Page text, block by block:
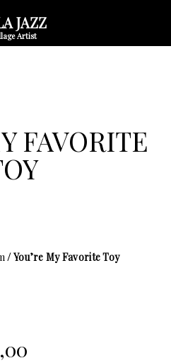
JAZZ
Artist
FAVORITE
/ You’re My Favorite Toy